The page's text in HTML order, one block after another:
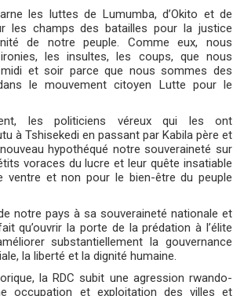
les luttes de Lumumba, d’Okito et de
les champs des batailles pour la justice
de notre peuple. Comme eux, nous
les insultes, les coups, que nous
et soir parce que nous sommes des
le mouvement citoyen Lutte pour le
les politiciens véreux qui les ont
à Tshisekedi en passant par Kabila père et
hypothéqué notre souveraineté sur
voraces du lucre et leur quête insatiable
ventre et non pour le bien-être du peuple
notre pays à sa souveraineté nationale et
qu’ouvrir la porte de la prédation à l’élite
substantiellement la gouvernance
la liberté et la dignité humaine.
la RDC subit une agression rwando-
occupation et exploitation des villes et